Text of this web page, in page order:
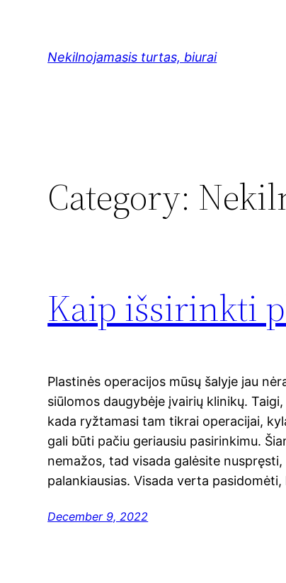
Nekilnojamasis turtas, biurai
Category:
Kaip išsirinkti
Plastinės operacijos mūsų šalyje jau
siūlomos daugybėje įvairių klinikų.
kada ryžtamasi tam tikrai operacijai,
gali būti pačiu geriausiu pasirinkimu.
nemažos, tad visada galėsite
palankiausias. Visada verta
December 9, 2022